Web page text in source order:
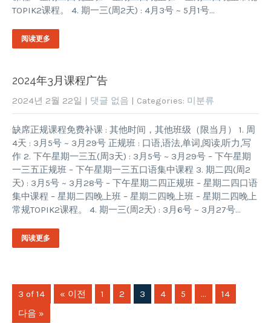
TOPIK2课程。 4. 期一三(周2天) : 4月3号 ~ 5月1号…
阅读更多
2024年3月课程广告
2024년 2월 22일 | 댓글 없음 | Categories: 미분류
缺席正规课程免费补课 : 其他时间，其他班级（限当月） 1. 周
4天 : 3月5号 ~ 3月29号 正规班 : 口语,语法,单词,阅读,听力,写
作 2. 下午星期一三五(周3天) : 3月5号 ~ 3月29号 – 下午星期
一三五正规班 – 下午星期一三五口语集中课程 3. 期二四(周2
天) : 3月5号 ~ 3月28号 – 下午星期二四正规班 – 星期二四口语
集中课程 – 星期二四晚上班 – 星期二四晚上班 – 星期二四晚上
常规TOPIK2课程。 4. 期一三(周2天) : 3月6号 ~ 3月27号…
阅读更多
3 of 14 « 이전 1 2 3 4 5 …
14
다음 »